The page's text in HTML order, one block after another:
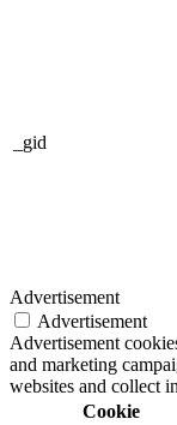
_gid
Advertisement
Advertisement
Advertisement
and marketing
websites and collect
Cookie